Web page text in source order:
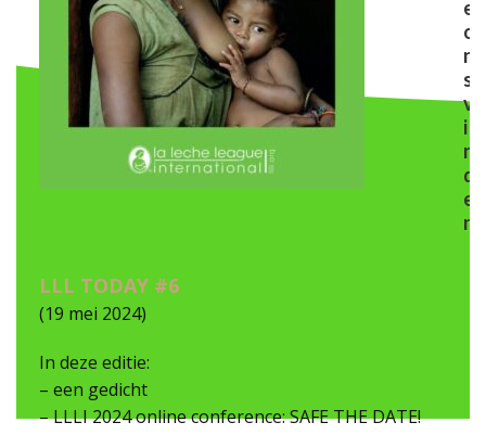
LLL TODAY #6
(19 mei 2024)
In deze editie:
– een gedicht
– LLLI 2024 online conference: SAFE THE DATE!
e
o
n
s
v
i
n
d
e
n